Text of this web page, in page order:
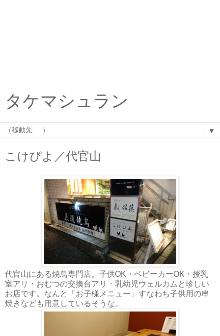
タケマシュラン
▼
こけぴよ／代官山
代官山にある焼鳥専門店。子供OK・ベビーカーOK・授乳
室アリ・おむつの交換台アリ・乳幼児ウェルカムと珍しい
お店です。なんと「お子様メニュー」すなわち子供用の串
焼きなども用意しているそうな。